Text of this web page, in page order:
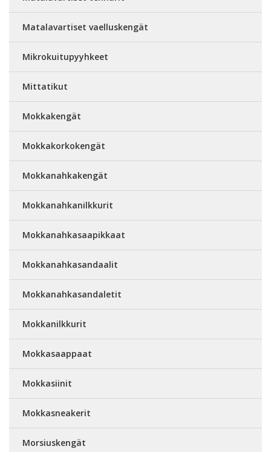
Matalavartiset vaelluskengät
Mikrokuitupyyhkeet
Mittatikut
Mokkakengät
Mokkakorkokengät
Mokkanahkakengät
Mokkanahkanilkkurit
Mokkanahkasaapikkaat
Mokkanahkasandaalit
Mokkanahkasandaletit
Mokkanilkkurit
Mokkasaappaat
Mokkasiinit
Mokkasneakerit
Morsiuskengät